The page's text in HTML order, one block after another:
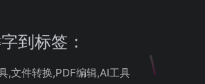
到标签：
,文件转换,PDF编辑,AI工具